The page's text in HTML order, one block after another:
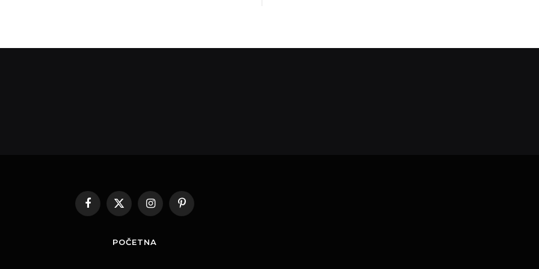
Facebook
X
(Twitter)
InstagramPinterest
POČETNA